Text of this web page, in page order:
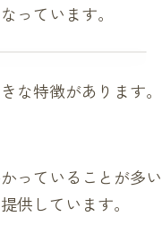
っています。
な特徴があります。
っていることが多い
供しています。